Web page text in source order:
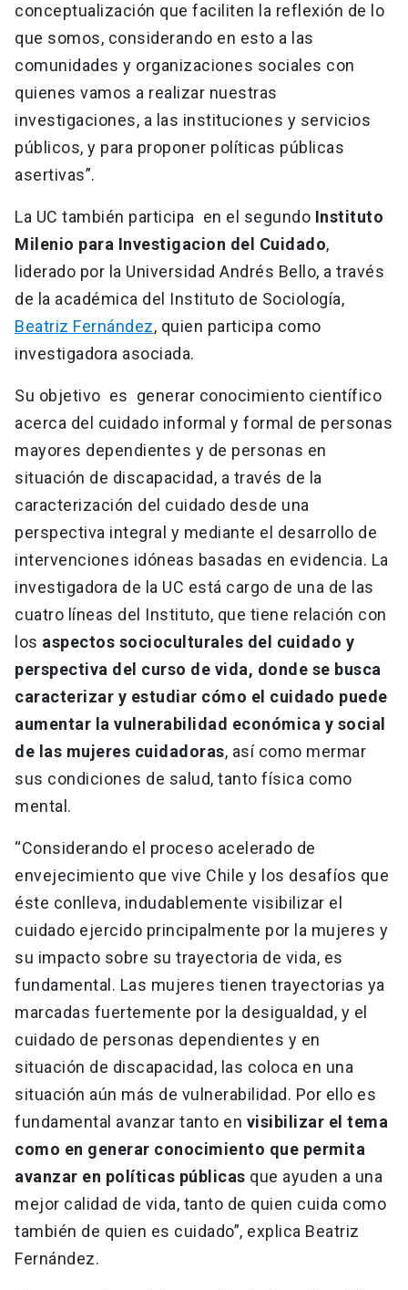
conceptualización que faciliten la reflexión de lo
que somos, considerando en esto a las
comunidades y organizaciones sociales con
quienes vamos a realizar nuestras
investigaciones, a las instituciones y servicios
públicos, y para proponer políticas públicas
asertivas”.
La UC también participa en el segundo Instituto
Milenio para Investigacion del Cuidado,
liderado por la Universidad Andrés Bello, a través
de la académica del Instituto de Sociología,
Beatriz Fernández, quien participa como
investigadora asociada.
Su objetivo es generar conocimiento científico
acerca del cuidado informal y formal de personas
mayores dependientes y de personas en
situación de discapacidad, a través de la
caracterización del cuidado desde una
perspectiva integral y mediante el desarrollo de
intervenciones idóneas basadas en evidencia. La
investigadora de la UC está cargo de una de las
cuatro líneas del Instituto, que tiene relación con
los aspectos socioculturales del cuidado y
perspectiva del curso de vida, donde se busca
caracterizar y estudiar cómo el cuidado puede
aumentar la vulnerabilidad económica y social
de las mujeres cuidadoras, así como mermar
sus condiciones de salud, tanto física como
mental.
“Considerando el proceso acelerado de
envejecimiento que vive Chile y los desafíos que
éste conlleva, indudablemente visibilizar el
cuidado ejercido principalmente por la mujeres y
su impacto sobre su trayectoria de vida, es
fundamental. Las mujeres tienen trayectorias ya
marcadas fuertemente por la desigualdad, y el
cuidado de personas dependientes y en
situación de discapacidad, las coloca en una
situación aún más de vulnerabilidad. Por ello es
fundamental avanzar tanto en visibilizar el tema
como en generar conocimiento que permita
avanzar en políticas públicas que ayuden a una
mejor calidad de vida, tanto de quien cuida como
también de quien es cuidado”, explica Beatriz
Fernández.